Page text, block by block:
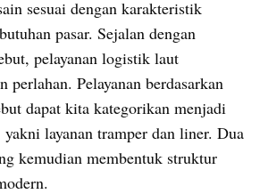
sesuai dengan karakteristik
pasar. Sejalan dengan
pelayanan logistik laut
perlahan. Pelayanan berdasarkan
dapat kita kategorikan menjadi
yakni layanan tramper dan liner. Dua
kemudian membentuk struktur